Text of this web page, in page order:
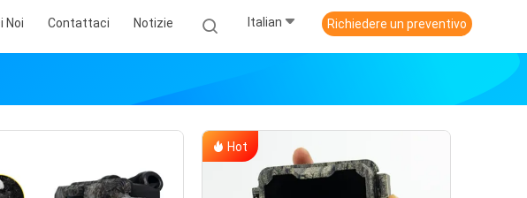
Noi Contattaci Notizie Italian Richiedere un preventivo
Hot